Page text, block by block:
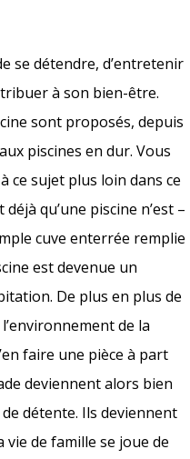
se détendre, d’entretenir
à son bien-être.
sont proposés, depuis
piscines en dur. Vous
ce sujet plus loin dans ce
qu’une piscine n’est –
cuve enterrée remplie
est devenue un
De plus en plus de
de la
faire une pièce à part
deviennent alors bien
détente. Ils deviennent
vie de famille se joue de